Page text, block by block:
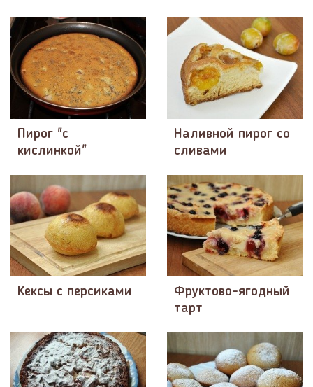
Пирог "с
кислинкой"
Наливной пирог со
сливами
Кексы с персиками
Фруктово-ягодный
тарт